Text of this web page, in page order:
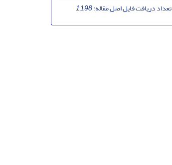
تعداد دریافت فایل اصل مقاله:1,198